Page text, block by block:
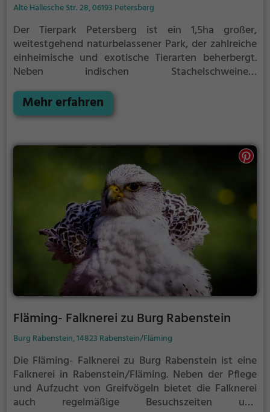
Alte Hallesche Str. 28, 06193 Petersberg
Der Tierpark Petersberg ist ein 1,5ha großer,
weitestgehend naturbelassener Park, der zahlreiche
einheimische und exotische Tierarten beherbergt.
Neben indischen Stachelschweinen,
australischen Sittichen sind vor allem die Polarwölfe
ein absolutes Highlight des Parks.
Mehr erfahren
Fläming- Falknerei zu Burg Rabenstein
Burg Rabenstein, 14823 Rabenstein/Fläming
Die Fläming- Falknerei zu Burg Rabenstein ist eine
Falknerei in Rabenstein/Fläming. Neben der Pflege
und Aufzucht von Greifvögeln bietet die Falknerei
auch regelmäßige Besuchszeiten und